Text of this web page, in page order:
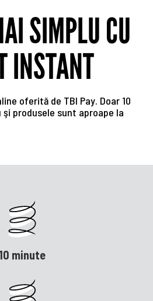
SIMPLU CU
INSTANT
oferită de TBI Pay. Doar 10
produsele sunt aproape la
10 minute